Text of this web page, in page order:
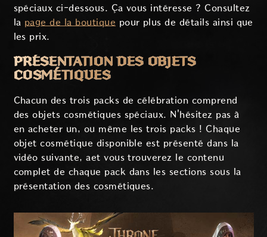
spéciaux ci-dessous. Ça vous intéresse ? Consultez
la page de la boutique pour plus de détails ainsi que
les prix.
PRÉSENTATION DES OBJETS
COSMÉTIQUES
Chacun des trois packs de célébration comprend
des objets cosmétiques spéciaux. N'hésitez pas à
en acheter un, ou même les trois packs ! Chaque
objet cosmétique disponible est présenté dans la
vidéo suivante, aet vous trouverez le contenu
complet de chaque pack dans les sections sous la
présentation des cosmétiques.